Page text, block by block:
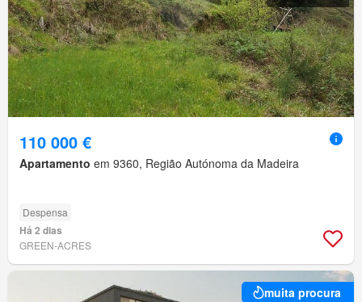
110 000 €
Apartamento em 9360, Região Autónoma da Madeira
Despensa
Há 2 dias
GREEN-ACRES
muita procura